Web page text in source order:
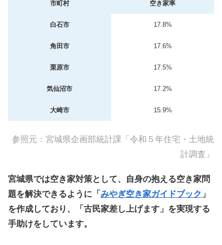
市町村 空き家率
白石市 17.8%
角田市 17.6%
栗原市 17.5%
気仙沼市 17.2%
大崎市 15.9%
参照元： 宮城県企画部統計課「令和５年住宅・土地統
計調査」
宮城県では空き家対策として、自身の抱える空き家問
題を解決できるように「 みやぎ空き家ガイドブック 」
を作成しており、「古民家差し上げます」を実現する
手助けをしています。